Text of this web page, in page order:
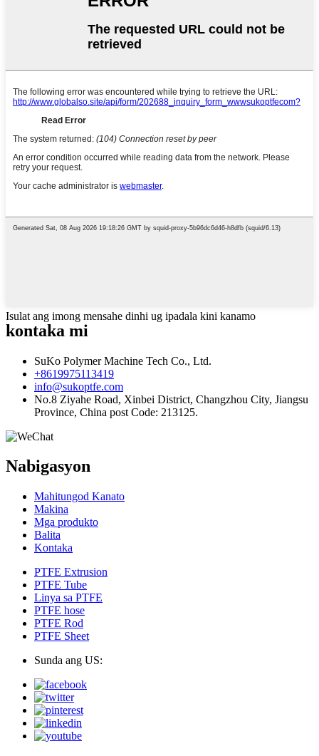
Isulat ang imong mensahe dinhi ug ipadala kini kanamo
kontaka mi
SuKo Polymer Machine Tech Co., Ltd.
+8619975113419
info@sukoptfe.com
No.8 Ziyahe Road, Xinbei District, Changzhou City, Jiangsu
Province, China post Code: 213125.
Nabigasyon
Mahitungod Kanato
Makina
Mga produkto
Balita
Kontaka
PTFE Extrusion
PTFE Tube
Linya sa PTFE
PTFE hose
PTFE Rod
PTFE Sheet
Sunda ang US: